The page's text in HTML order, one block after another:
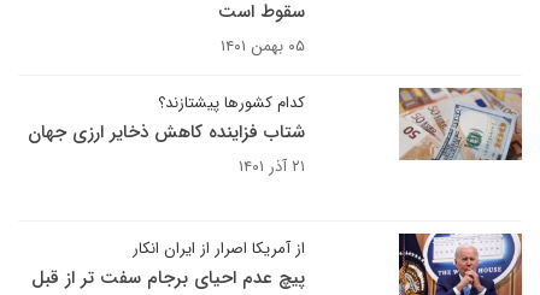
سقوط است
۰۵ بهمن ۱۴۰۱
کدام کشورها پیشتازند؟
شتاب فزاینده کاهش ذخایر ارزی جهان
۲۱ آذر ۱۴۰۱
از آمریکا اصرار از ایران انکار
پیچ عدم احیای برجام سفت تر از قبل